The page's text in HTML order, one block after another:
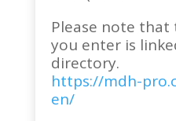
Please note
you enter is
directory.
https://mdh-
en/